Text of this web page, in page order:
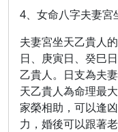
4、女命八字夫妻宮
夫妻宮坐天乙貴人
日、庚寅日、癸巳
乙貴人。日支為夫
天乙貴人為命理最
家榮相助，可以逢
力，婚後可以跟著